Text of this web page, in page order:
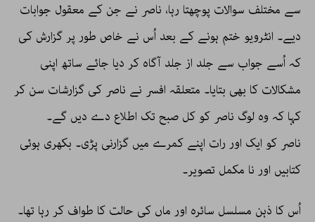
سے مختلف سوالات پوچھتا رہا، ناصر نے جن کے معقول جوابات
دیے۔ انٹرویو ختم ہونے کے بعد اُس نے خاص طور پر گزارش کی
کہ اُسے جواب سے جلد از جلد آگاہ کر دیا جائے ساتھ اپنی
مشکالات کا بھی بتایا۔ متعلقہ افسر نے ناصر کی گزارشات سن کر
کہا کہ وہ لوگ ناصر کو کل صبح تک اطلاع دے دیں گے۔
ناصر کو ایک اور رات اپنے کمرے میں گزارنی پڑی۔ بکھری ہوئی
کتابیں اور نا مکمل تصویر۔
اُس کا ذہن مسلسل سائرہ اور ماں کی حالت کا طواف کر رہا تھا۔